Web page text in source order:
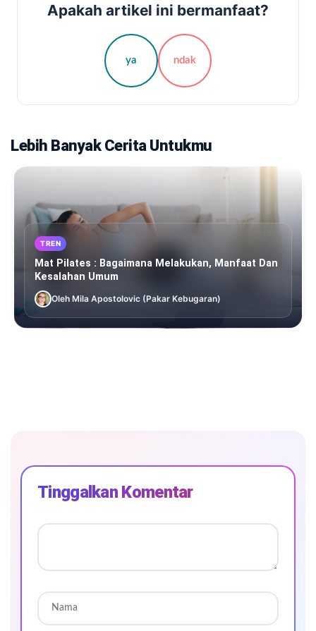
Apakah artikel ini bermanfaat?
ya ndak
Lebih Banyak Cerita Untukmu
TREN
Mat Pilates : Bagaimana Melakukan, Manfaat Dan
Kesalahan Umum
Oleh Mila Apostolovic (Pakar Kebugaran)
Tinggalkan Komentar